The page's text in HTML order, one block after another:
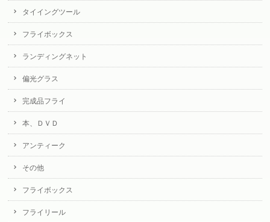
タイイングツール
フライボックス
ランディングネット
偏光グラス
完成品フライ
本、ＤＶＤ
アンティーク
その他
フライボックス
フライリール